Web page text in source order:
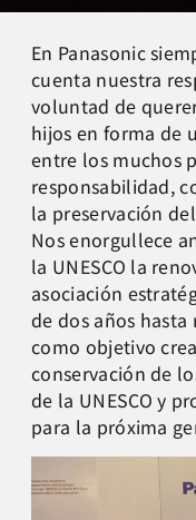
En Panasonic
cuenta nuestra
voluntad de
hijos en forma de
entre los muchos
responsabilidad,
la preservación
Nos enorgullece
la UNESCO la
asociación
de dos años
como objetivo
conservación de
de la UNESCO y
para la próxima